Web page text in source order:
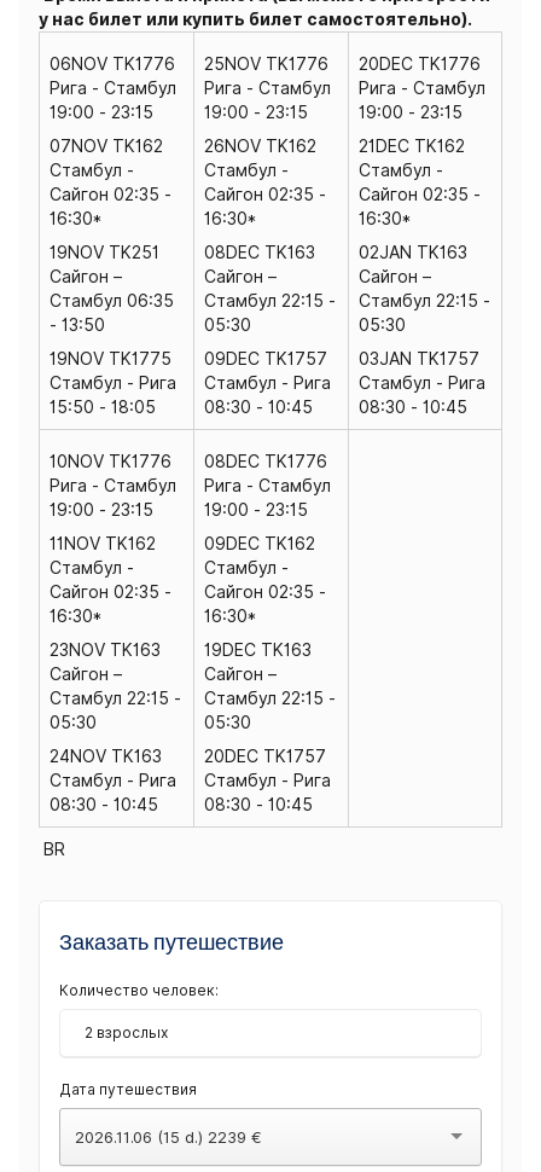
у нас билет или купить билет самостоятельно).
06NOV TK1776
Рига - Стамбул
19:00 - 23:15
07NOV TK162
Стамбул -
Сайгон 02:35 -
16:30*
19NOV TK251
Сайгон –
Стамбул 06:35
- 13:50
19NOV TK1775
Стамбул - Рига
15:50 - 18:05
25NOV TK1776
Рига - Стамбул
19:00 - 23:15
26NOV TK162
Стамбул -
Сайгон 02:35 -
16:30*
08DEC TK163
Сайгон –
Стамбул 22:15 -
05:30
09DEC TK1757
Стамбул - Рига
08:30 - 10:45
20DEC TK1776
Рига - Стамбул
19:00 - 23:15
21DEC TK162
Стамбул -
Сайгон 02:35 -
16:30*
02JAN TK163
Сайгон –
Стамбул 22:15 -
05:30
03JAN TK1757
Стамбул - Рига
08:30 - 10:45
10NOV TK1776
Рига - Стамбул
19:00 - 23:15
11NOV TK162
Стамбул -
Сайгон 02:35 -
16:30*
23NOV TK163
Сайгон –
Стамбул 22:15 -
05:30
24NOV TK163
Стамбул - Рига
08:30 - 10:45
08DEC TK1776
Рига - Стамбул
19:00 - 23:15
09DEC TK162
Стамбул -
Сайгон 02:35 -
16:30*
19DEC TK163
Сайгон –
Стамбул 22:15 -
05:30
20DEC TK1757
Стамбул - Рига
08:30 - 10:45
BR
Заказать путешествие
Количество человек:
2 взрослых
Дата путешествия
2026.11.06 (15 d.) 2239 €